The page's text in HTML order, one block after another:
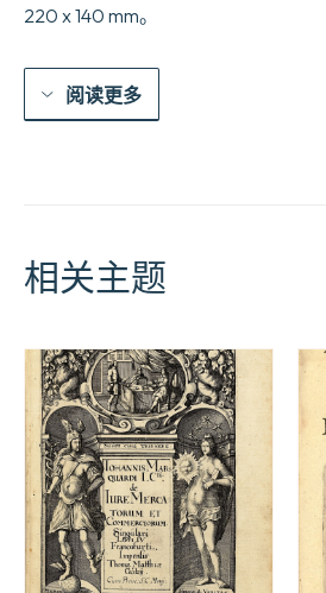
de
jusqu’au
Janvier
220 x 140 mm。
阅读更多
相关主题